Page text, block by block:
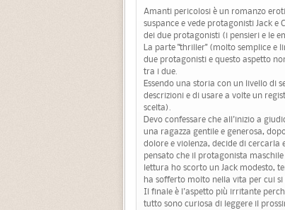
Amanti pericolosi è un romanzo
suspance e vede protagonisti Jack e
dei due protagonisti (i pensieri e le
La parte "thriller" (molto semplice e
due protagonisti e questo aspetto
tra i due.
Essendo una storia con un livello di
descrizioni e di usare a volte un
scelta).
Devo confessare che all'inizio a
una ragazza gentile e generosa,
dolore e violenza, decide di
pensato che il protagonista
lettura ho scorto un Jack modesto,
ha sofferto molto nella vita per cui
Il finale è l'aspetto più irritante
tutto sono curiosa di leggere il